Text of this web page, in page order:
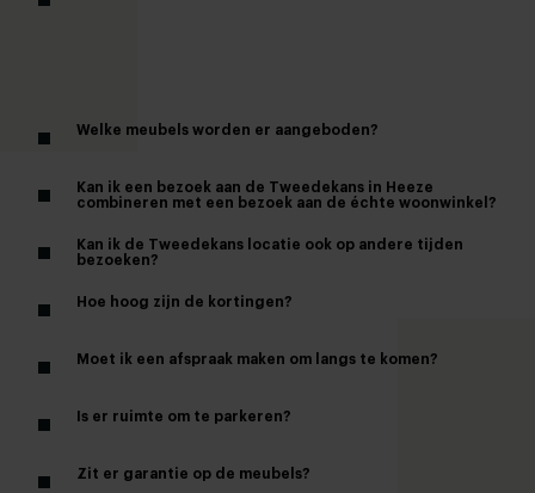
Welke meubels worden er aangeboden?
Kan ik een bezoek aan de Tweedekans in Heeze
combineren met een bezoek aan de échte woonwinkel?
Kan ik de Tweedekans locatie ook op andere tijden
bezoeken?
Hoe hoog zijn de kortingen?
Moet ik een afspraak maken om langs te komen?
Is er ruimte om te parkeren?
Zit er garantie op de meubels?